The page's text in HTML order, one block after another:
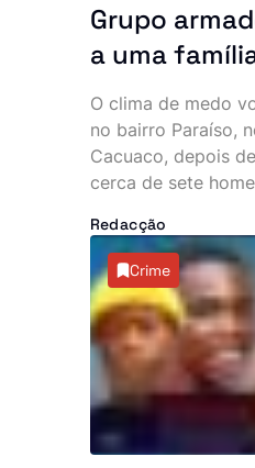
Grupo
a uma
uma hora no
Paraíso.
navios e
O clima de medo
no bairro Paraíso,
Cacuaco, depois
cerca de sete
madrugada desta
assaltantes
mil kwanzas,
computadores,
deixando os
a questionar a
criminalidade na
Redacção
Crime